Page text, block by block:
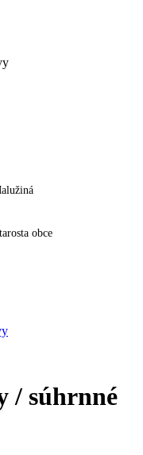
obce
/ súhrnné